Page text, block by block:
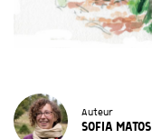
Auteur
SOFIA MATOS